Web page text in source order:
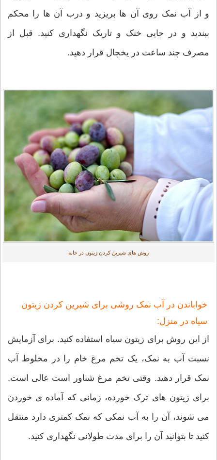
و از آب نمک روی آن ها بریزید و درب آن ها را محکم
ببندید و در جایی خنک و تاریک نگهداری کنید. قبل از
مصرف چند ساعت در یخچال قرار دهید.
روش های شیرین کردن زیتون در خانه
خواباندن در آب نمک روشی برای شيرين كردن زيتون
سیاه در منزل:
از این روش برای زیتون سیاه استفاده کنید. برای آزمایش
نسبت آب به نمک، یک تخم مرغ خام را در مخلوط آب
نمک قرار دهید. وقتی تخم مرغ شناور است عالی است.
برای زیتون های ترک خورده، زمانی که آماده ی خوردن
می شوند، آن را به آب نمکی که نمک کمتری دارد منتقل
کنید تا بتوانید آن را برای مدت طولانی نگهداری کنید.